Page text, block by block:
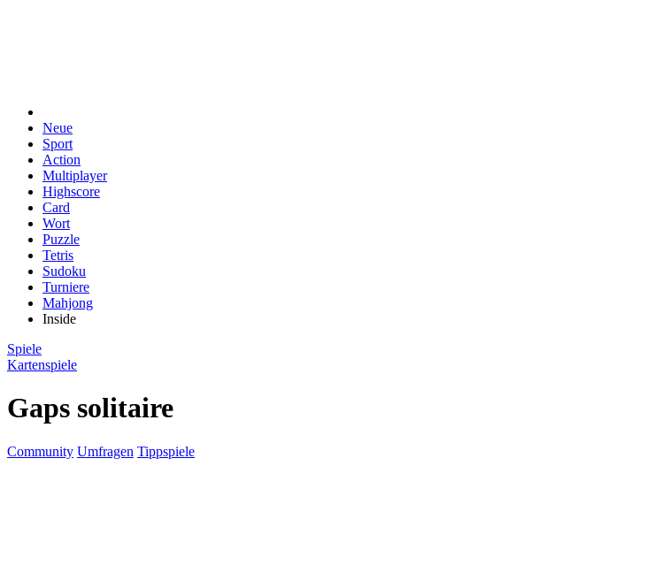
Neue
Sport
Action
Multiplayer
Highscore
Card
Wort
Puzzle
Tetris
Sudoku
Turniere
Mahjong
Inside
Spiele
Kartenspiele
Gaps solitaire
Community Umfragen Tippspiele